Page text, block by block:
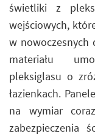
świetliki z
wejściowych,
w nowoczesnych
materiału
pleksiglasu o
łazienkach.
na wymiar
zabezpieczenia